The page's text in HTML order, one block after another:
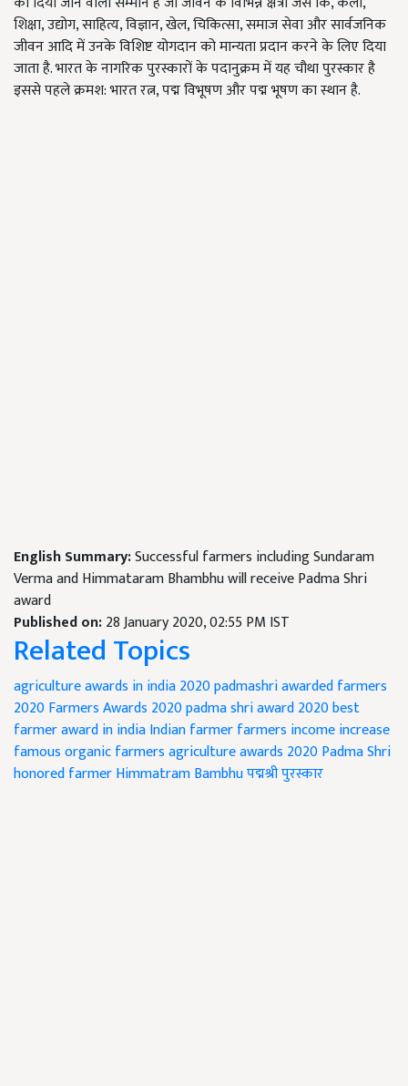
शिक्षा, उद्योग, साहित्य, विज्ञान, खेल, चिकित्सा, समाज सेवा और सार्वजनिक
जीवन आदि में उनके विशिष्ट योगदान को मान्यता प्रदान करने के लिए दिया
जाता है. भारत के नागरिक पुरस्कारों के पदानुक्रम में यह चौथा पुरस्कार है
इससे पहले क्रमश: भारत रत्न, पद्म विभूषण और पद्म भूषण का स्थान है.
English Summary:Successful farmers including Sundaram
Verma and Himmataram Bhambhu will receive Padma Shri
award
Published on:28 January 2020, 02:55 PM IST
Related Topics
agriculture awards in india 2020padmashri awarded farmers
2020Farmers Awards 2020padma shri award 2020best
farmer award in indiaIndian farmerfarmers income increase
famous organic farmersagriculture awards 2020Padma Shri
honored farmerHimmatram Bambhuपद्मश्री पुरस्कार